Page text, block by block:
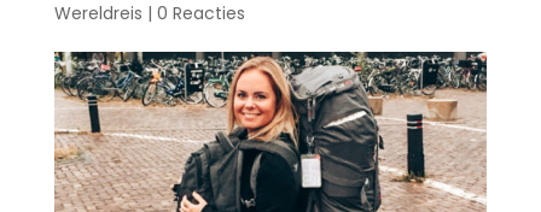
Wereldreis | 0 Reacties